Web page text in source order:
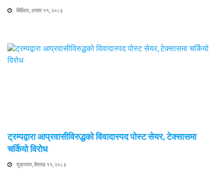
बिहिवार, असार ११, २०८३
ट्रम्पद्वारा आप्रवासीविरुद्धको विवादास्पद पोस्ट सेयर, टेक्सासमा
चर्कियो विरोध
शुक्रवार, बैशाख ११, २०८३